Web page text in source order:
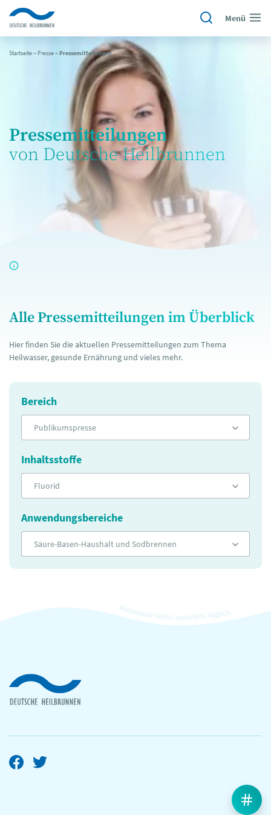
Menü
Startseite~ Presse~Pressemitteilungen
Pressemitteilungen
von Deutsche Heilbrunnen
Alle Pressemitteilungen im Überblick
Hier finden Sie die aktuellen Pressemitteilungen zum Thema
Heilwasser, gesunde Ernährung und vieles mehr.
Bereich
Publikumspresse
Inhaltsstoffe
Fluorid
Anwendungsbereiche
Säure-Basen-Haushalt und Sodbrennen